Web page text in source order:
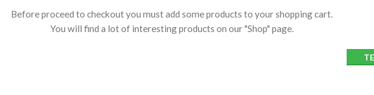
Before proceed to checkout you must add some products to your shopping cart.
You will find a lot of interesting products on our "Shop" page.